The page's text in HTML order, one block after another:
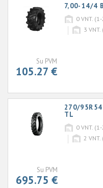
7,00-14/4
0 VNT.
3 VNT.
Su PVM
105.27 €
270/
TL
0 VNT.
2 VNT.
Su PVM
695.75 €